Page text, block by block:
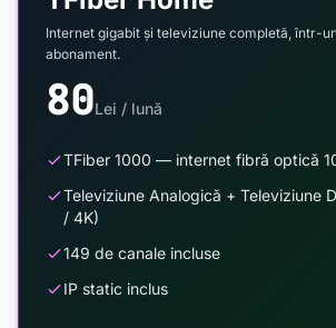
Internet gigabit și televiziune completă, într-
abonament.
80Lei / lună
TFiber 1000 — internet fibră optică
Televiziune Analogică + Televiziune
/ 4K)
149 de canale incluse
IP static inclus